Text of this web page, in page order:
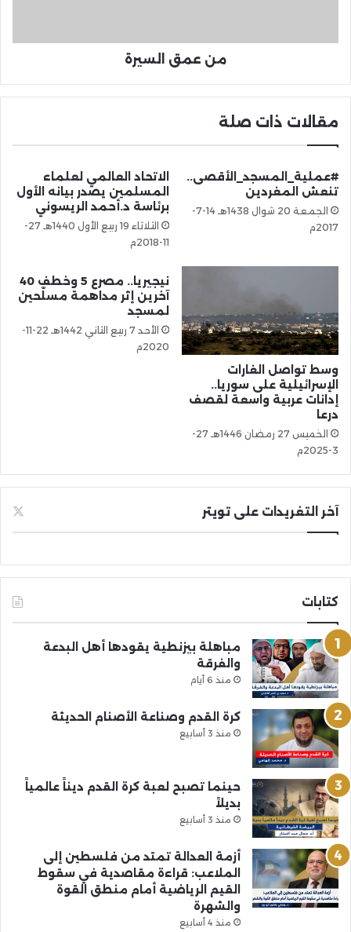
من عمق السيرة
مقالات ذات صلة
#عملية_المسجد_الأقصى..
تنعش المغردين
الجمعة 20 شوال 1438هـ 14-7-
2017م
الاتحاد العالمي لعلماء
المسلمين يصدر بيانه الأول
برئاسة د.أحمد الريسوني
الثلاثاء 19 ربيع الأول 1440هـ 27-
11-2018م
وسط تواصل الغارات
الإسرائيلية على سوريا..
إدانات عربية واسعة لقصف
درعا
الخميس 27 رمضان 1446هـ 27-
3-2025م
نيجيريا.. مصرع 5 وخطف 40
آخرين إثر مداهمة مسلّحين
لمسجد
الأحد 7 ربيع الثاني 1442هـ 22-11-
2020م
آخر التغريدات على تويتر
كتابات
مباهلة بيزنطية يقودها أهل البدعة
والفرقة
منذ 6 أيام
كرة القدم وصناعة الأصنام الحديثة
منذ 3 أسابيع
حينما تصبح لعبة كرة القدم ديناً عالمياً
بديلاً
منذ 3 أسابيع
أزمة العدالة تمتد من فلسطين إلى
الملاعب: قراءة مقاصدية في سقوط
القيم الرياضية أمام منطق القوة
والشهرة
منذ 4 أسابيع